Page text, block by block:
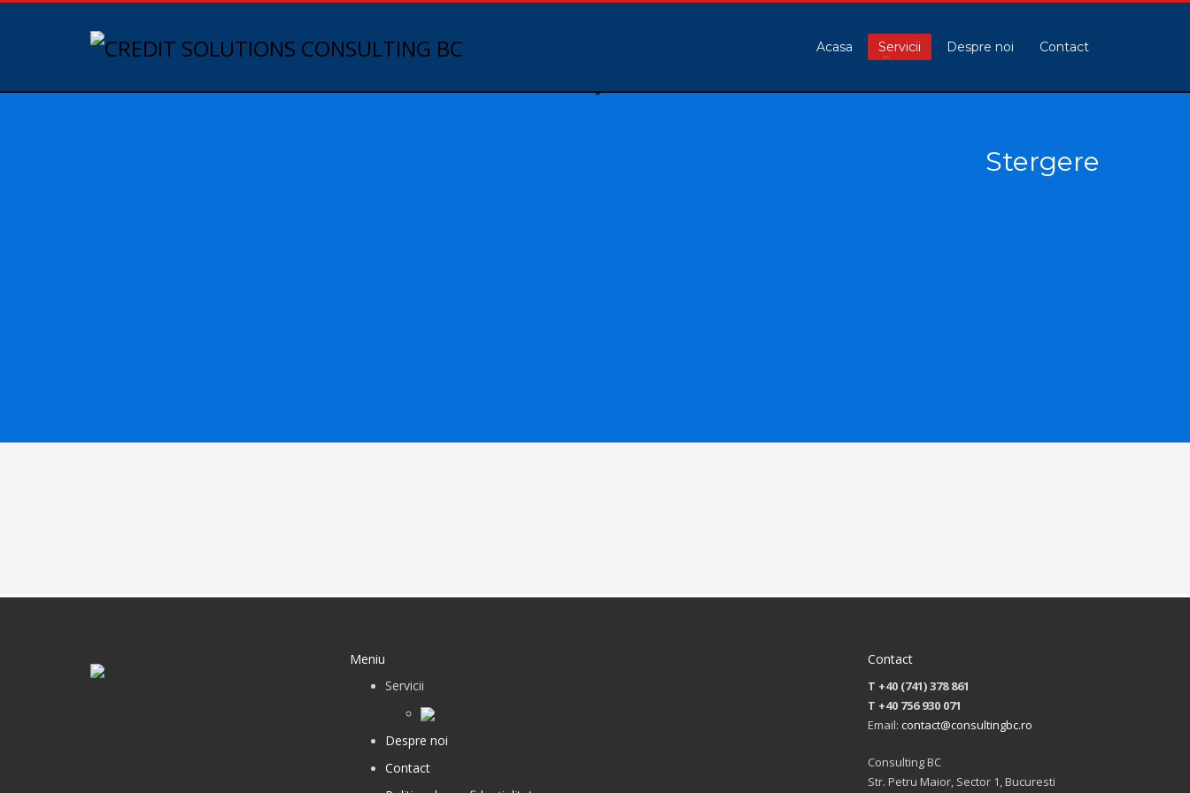
Acasa Servicii Despre noi Contact
Stergere
Meniu
Servicii
Despre noi
Contact
Contact
T +40 (741) 378 861
T +40 756 930 071
Email: contact@consultingbc.ro
Consulting BC
Str. Petru Maior, Sector 1, Bucuresti